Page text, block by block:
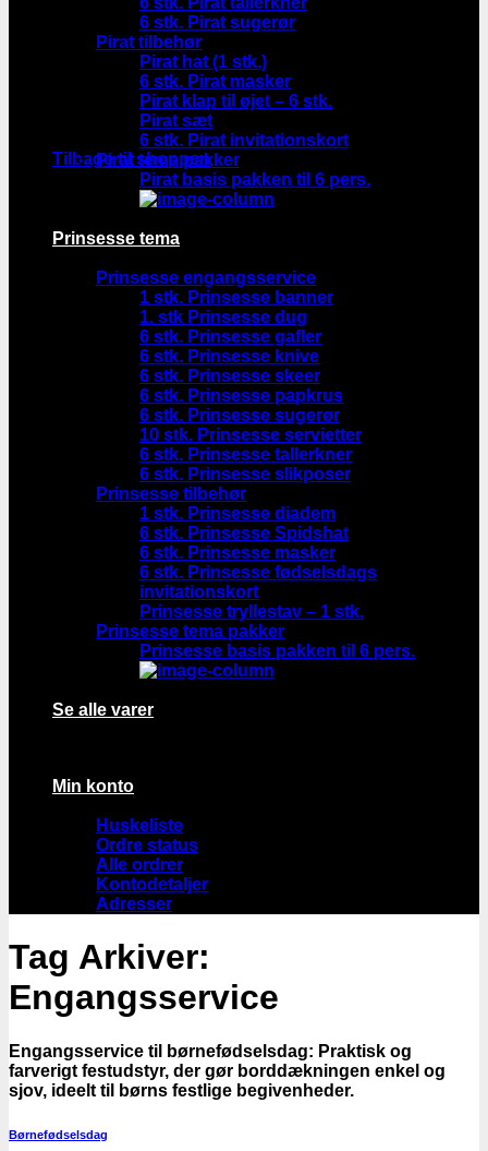
Ingen varer i kurven.
Tilbage til shoppen
6 stk. Pirat sugerør
Pirat tilbehør
Pirat hat (1 stk.)
6 stk. Pirat masker
Pirat klap til øjet – 6 stk.
Pirat sæt
6 stk. Pirat invitationskort
Pirat tema pakker
Pirat basis pakken til 6 pers.
Prinsesse tema
Prinsesse engangsservice
1 stk. Prinsesse banner
1. stk Prinsesse dug
6 stk. Prinsesse gafler
6 stk. Prinsesse knive
6 stk. Prinsesse skeer
6 stk. Prinsesse papkrus
6 stk. Prinsesse sugerør
10 stk. Prinsesse servietter
6 stk. Prinsesse tallerkner
6 stk. Prinsesse slikposer
Prinsesse tilbehør
1 stk. Prinsesse diadem
6 stk. Prinsesse Spidshat
6 stk. Prinsesse masker
6 stk. Prinsesse fødselsdags
invitationskort
Prinsesse tryllestav – 1 stk.
Prinsesse tema pakker
Prinsesse basis pakken til 6 pers.
Se alle varer
Min konto
Huskeliste
Ordre status
Alle ordrer
Kontodetaljer
Adresser
Tag Arkiver:
Engangsservice
Engangsservice til børnefødselsdag: Praktisk og
farverigt festudstyr, der gør borddækningen enkel og
sjov, ideelt til børns festlige begivenheder.
Børnefødselsdag